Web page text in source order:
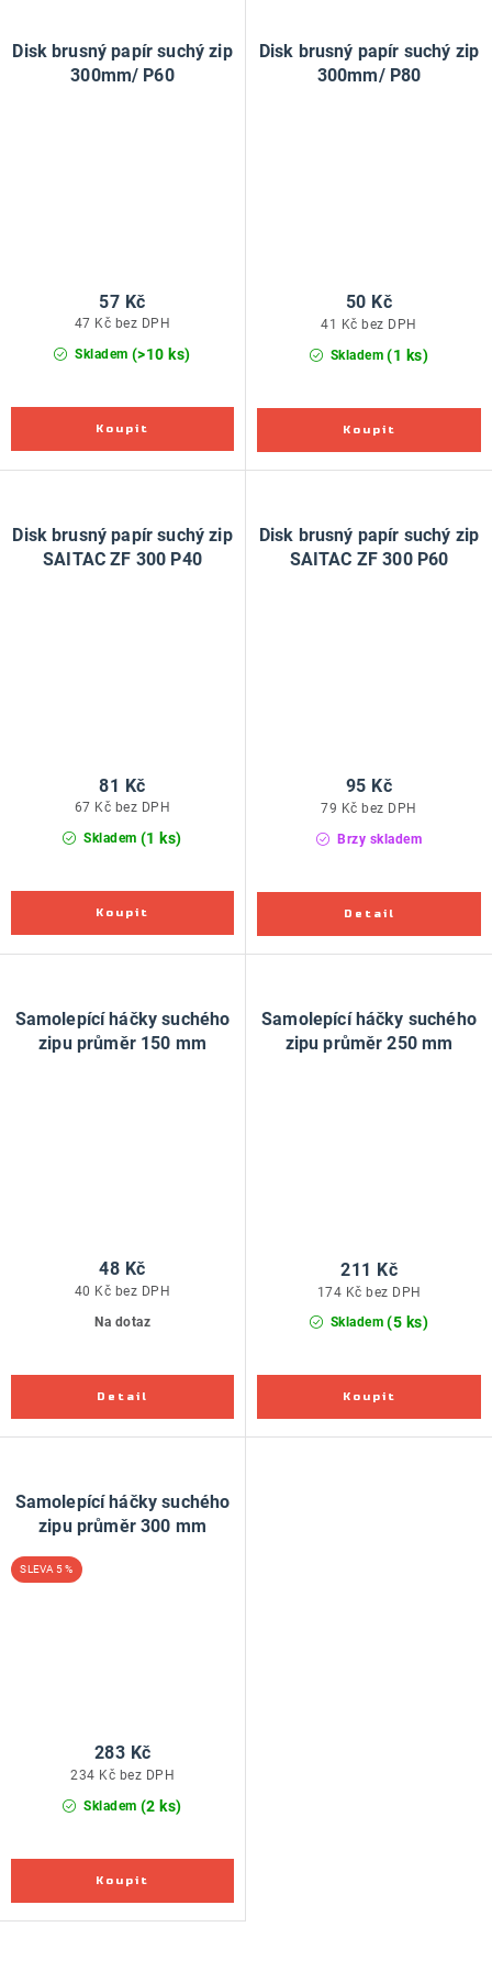
Disk brusný papír suchý zip
300mm/ P60
Skladem (>10 ks)
47 Kč bez DPH
57 Kč
Disk brusný papír suchý zip
300mm/ P80
Skladem (1 ks)
41 Kč bez DPH
50 Kč
Disk brusný papír suchý zip
SAITAC ZF 300 P40
Skladem (1 ks)
67 Kč bez DPH
81 Kč
Disk brusný papír suchý zip
SAITAC ZF 300 P60
Brzy skladem
79 Kč bez DPH
95 Kč
Samolepící háčky suchého
zipu průměr 150 mm
Na dotaz
40 Kč bez DPH
48 Kč
Samolepící háčky suchého
zipu průměr 250 mm
Skladem (5 ks)
174 Kč bez DPH
211 Kč
Samolepící háčky suchého
zipu průměr 300 mm
5 %
Skladem (2 ks)
234 Kč bez DPH
283 Kč